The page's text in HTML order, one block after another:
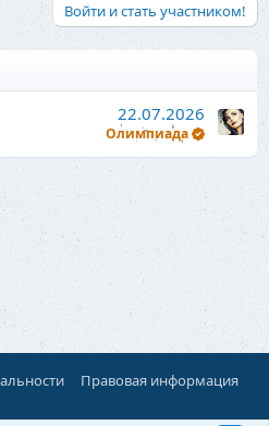
Войти и стать участником!
22.07.2026
Олимпиада
Правовая информация